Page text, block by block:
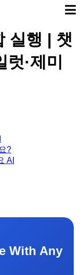
실행 | 챗
럿·제미
?
AI
With Any